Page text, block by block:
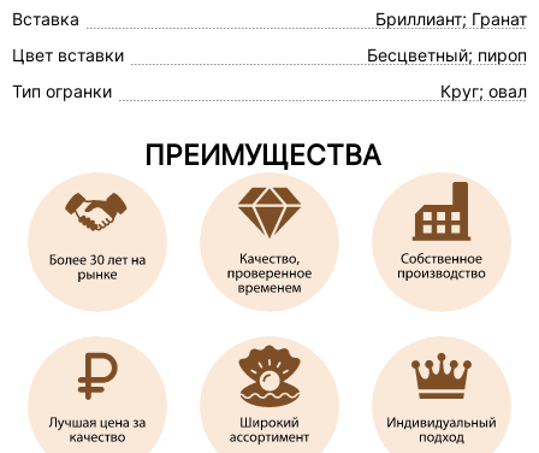
Вставка
Бриллиант; Гранат
Цвет вставки
Бесцветный; пироп
Тип огранки
Круг; овал
ПРЕИМУЩЕСТВА